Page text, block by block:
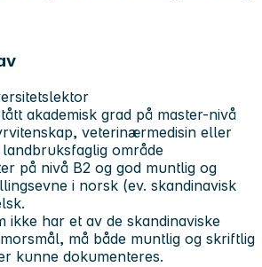
akademisk grad på master-nivå
veterinærmedisin eller
område
på nivå B2 og god muntlig og
i norsk (ev. skandinavisk
ikke har et av de skandinaviske
må både muntlig og skriftlig
kunne dokumenteres.